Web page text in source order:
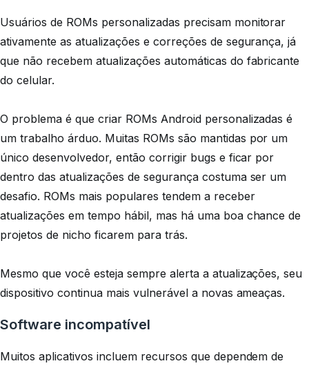
Usuários de ROMs personalizadas precisam monitorar
ativamente as atualizações e correções de segurança, já
que não recebem atualizações automáticas do fabricante
do celular.
O problema é que criar ROMs Android personalizadas é
um trabalho árduo. Muitas ROMs são mantidas por um
único desenvolvedor, então corrigir bugs e ficar por
dentro das atualizações de segurança costuma ser um
desafio. ROMs mais populares tendem a receber
atualizações em tempo hábil, mas há uma boa chance de
projetos de nicho ficarem para trás.
Mesmo que você esteja sempre alerta a atualizações, seu
dispositivo continua mais vulnerável a novas ameaças.
Software incompatível
Muitos aplicativos incluem recursos que dependem de